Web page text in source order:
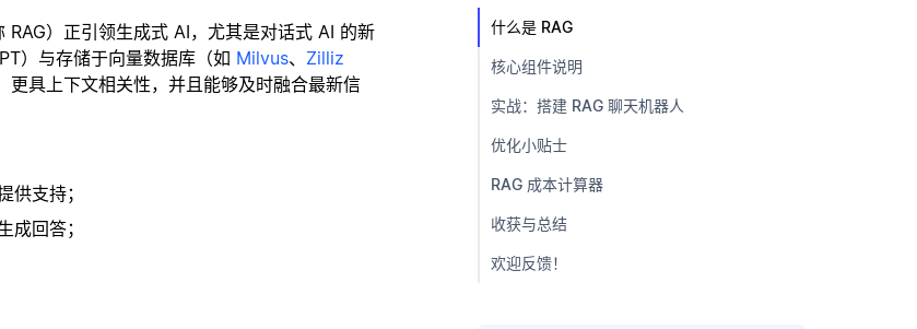
）正引领生成式 AI，尤其是对话式 AI 的新
）与存储于向量数据库（如 Milvus、 Zilliz
具上下文相关性，并且能够及时融合最新信
支持；
回答；
什么是 RAG
核心组件说明
实战：搭建 RAG 聊天机器人
优化小贴士
RAG 成本计算器
收获与总结
欢迎反馈！